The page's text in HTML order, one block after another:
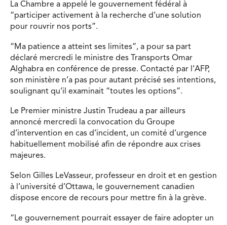
La Chambre a appelé le gouvernement fédéral à
“participer activement à la recherche d’une solution
pour rouvrir nos ports”.
“Ma patience a atteint ses limites”, a pour sa part
déclaré mercredi le ministre des Transports Omar
Alghabra en conférence de presse. Contacté par l’AFP,
son ministère n’a pas pour autant précisé ses intentions,
soulignant qu’il examinait “toutes les options”.
Le Premier ministre Justin Trudeau a par ailleurs
annoncé mercredi la convocation du Groupe
d’intervention en cas d’incident, un comité d’urgence
habituellement mobilisé afin de répondre aux crises
majeures.
Selon Gilles LeVasseur, professeur en droit et en gestion
à l’université d’Ottawa, le gouvernement canadien
dispose encore de recours pour mettre fin à la grève.
“Le gouvernement pourrait essayer de faire adopter un